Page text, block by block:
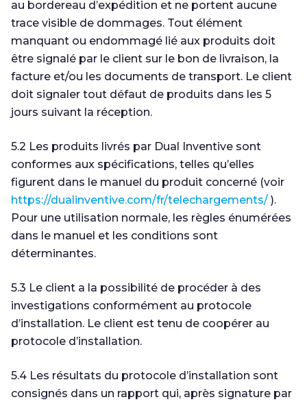
au bordereau d’expédition et ne portent aucune
trace visible de dommages. Tout élément
manquant ou endommagé lié aux produits doit
être signalé par le client sur le bon de livraison, la
facture et/ou les documents de transport. Le client
doit signaler tout défaut de produits dans les 5
jours suivant la réception.
5.2 Les produits livrés par Dual Inventive sont
conformes aux spécifications, telles qu’elles
figurent dans le manuel du produit concerné (voir
https://dualinventive.com/fr/telechargements/ ).
Pour une utilisation normale, les règles énumérées
dans le manuel et les conditions sont
déterminantes.
5.3 Le client a la possibilité de procéder à des
investigations conformément au protocole
d’installation. Le client est tenu de coopérer au
protocole d’installation.
5.4 Les résultats du protocole d’installation sont
consignés dans un rapport qui, après signature par